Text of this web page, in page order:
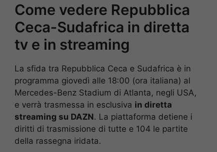
Come vedere Repubblica
Ceca-Sudafrica in diretta
tv e in streaming
La sfida tra Repubblica Ceca e Sudafrica è in
programma giovedì alle 18:00 (ora italiana) al
Mercedes-Benz Stadium di Atlanta, negli USA,
e verrà trasmessa in esclusiva in diretta
streaming su DAZN. La piattaforma detiene i
diritti di trasmissione di tutte e 104 le partite
della rassegna iridata.